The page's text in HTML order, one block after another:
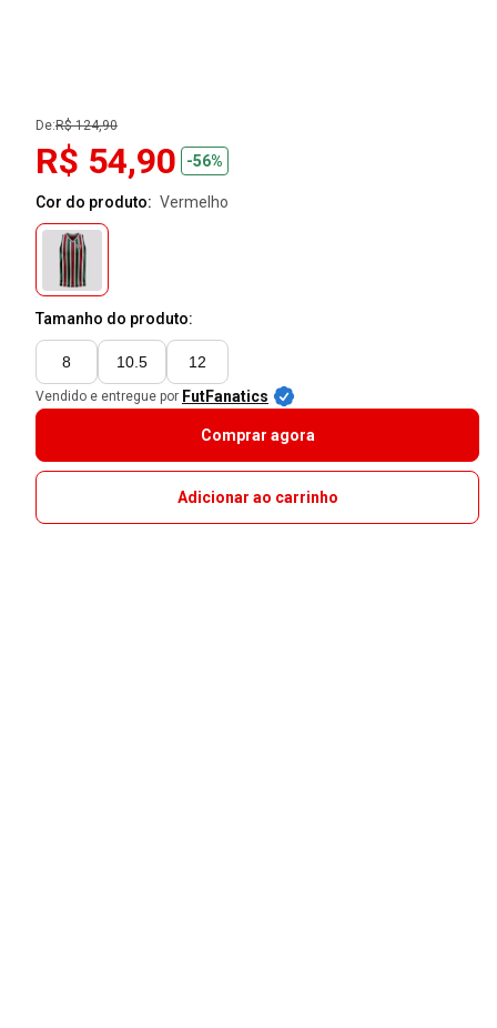
De:R$ 124,90
R$ 54,90 -56%
Cor do produto: vermelho
Tamanho do produto:
8 10.5 12
Vendido e entregue por FutFanatics
Comprar agora
Adicionar ao carrinho